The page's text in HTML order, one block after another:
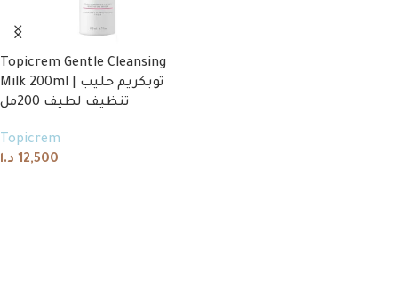
Topicrem Gentle Cleansing
Milk 200ml | توبكريم حليب
تنظيف لطيف 200مل
Topicrem
12,500 د.ا